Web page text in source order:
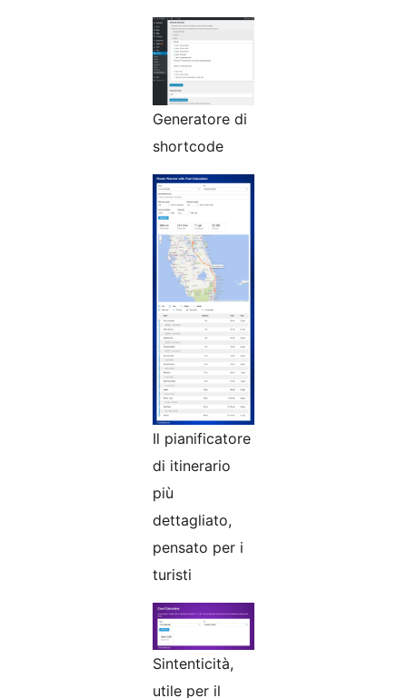
Generatore di
shortcode
Il pianificatore
di itinerario
più
dettagliato,
pensato per i
turisti
Sintenticità,
utile per il